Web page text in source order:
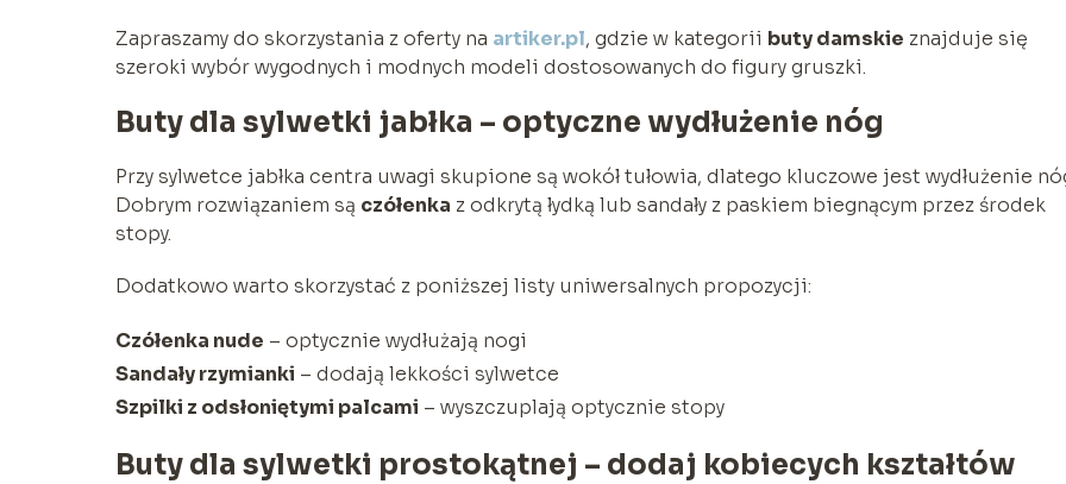
Zapraszamy do skorzystania z oferty na artiker.pl, gdzie w kategorii buty damskie znajduje się
szeroki wybór wygodnych i modnych modeli dostosowanych do figury gruszki.
Buty dla sylwetki jabłka – optyczne wydłużenie nóg
Przy sylwetce jabłka centra uwagi skupione są wokół tułowia, dlatego kluczowe jest wydłużenie
Dobrym rozwiązaniem są czółenka z odkrytą łydką lub sandały z paskiem biegnącym przez środek
stopy.
Dodatkowo warto skorzystać z poniższej listy uniwersalnych propozycji:
Czółenka nude – optycznie wydłużają nogi
Sandały rzymianki – dodają lekkości sylwetce
Szpilki z odsłoniętymi palcami – wyszczuplają optycznie stopy
Buty dla sylwetki prostokątnej – dodaj kobiecych kształtów